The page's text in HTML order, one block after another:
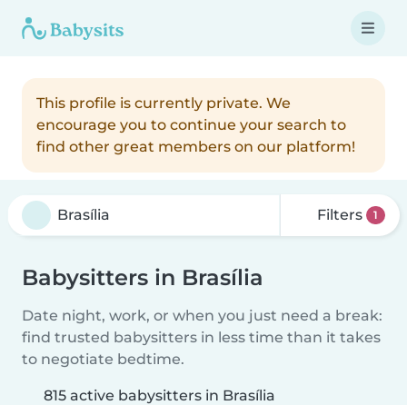
This profile is currently private. We
encourage you to continue your search to
find other great members on our platform!
Filters 1
Babysitters in Brasília
Date night, work, or when you just need a break:
find trusted babysitters in less time than it takes
to negotiate bedtime.
815 active babysitters in Brasília